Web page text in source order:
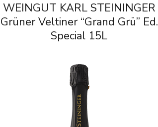
WEINGUT KARL STEININGER
Grüner Veltiner “Grand Grü” Ed.
Special 15L